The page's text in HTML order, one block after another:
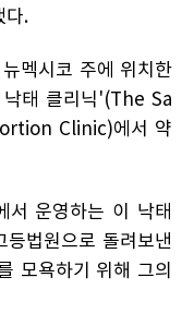
다.
멕시코 주에 위치한
태 클리닉'(The Sa
Clinic)에서 약
운영하는 이 낙태
법원으로 돌려보낸
모욕하기 위해 그의